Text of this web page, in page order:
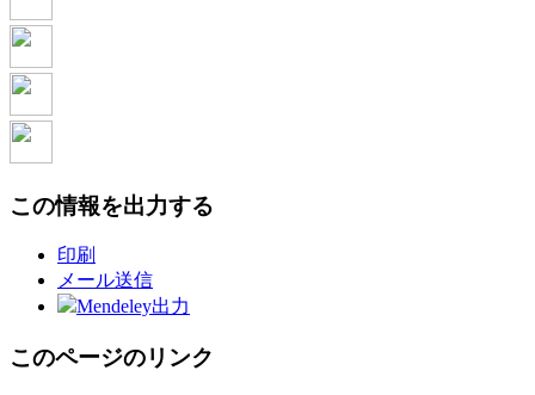
この情報を出力する
印刷
メール送信
Mendeley出力
このページのリンク